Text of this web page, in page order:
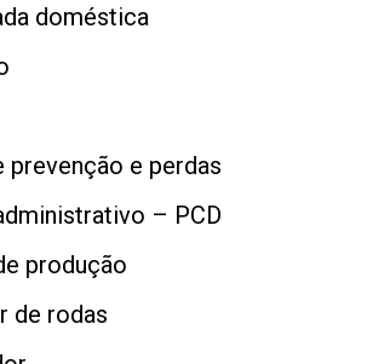
doméstica
prevenção e perdas
– PCD
produção
de rodas